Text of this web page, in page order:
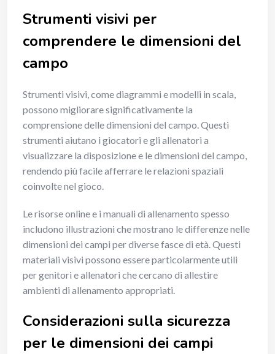
Strumenti visivi per
comprendere le dimensioni del
campo
Strumenti visivi, come diagrammi e modelli in scala,
possono migliorare significativamente la
comprensione delle dimensioni del campo. Questi
strumenti aiutano i giocatori e gli allenatori a
visualizzare la disposizione e le dimensioni del campo,
rendendo più facile afferrare le relazioni spaziali
coinvolte nel gioco.
Le risorse online e i manuali di allenamento spesso
includono illustrazioni che mostrano le differenze nelle
dimensioni dei campi per diverse fasce di età. Questi
materiali visivi possono essere particolarmente utili
per genitori e allenatori che cercano di allestire
ambienti di allenamento appropriati.
Considerazioni sulla sicurezza
per le dimensioni dei campi